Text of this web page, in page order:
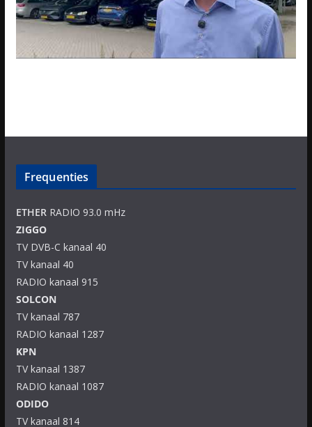
Frequenties
ETHERRADIO 93.0 mHz
ZIGGO
TV DVB-C kanaal 40
TV kanaal 40
RADIO kanaal 915
SOLCON
TV kanaal 787
RADIO kanaal 1287
KPN
TV kanaal 1387
RADIO kanaal 1087
ODIDO
TV kanaal 814